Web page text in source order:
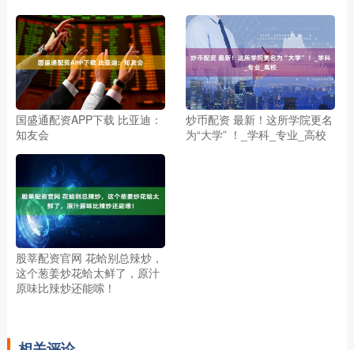
国盛通配资APP下载 比亚迪：
知友会
炒币配资 最新！这所学院更名
为“大学” ！_学科_专业_高校
股莘配资官网 花蛤别总辣炒，
这个葱姜炒花蛤太鲜了，原汁
原味比辣炒还能嗦！